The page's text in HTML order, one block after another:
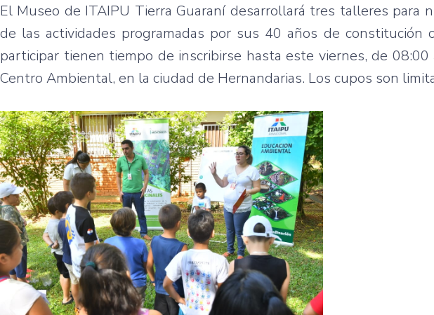
El Museo de ITAIPU Tierra Guaraní desarrollará tres talleres para
de las actividades programadas por sus 40 años de constitución
participar tienen tiempo de inscribirse hasta este viernes, de
Centro Ambiental, en la ciudad de Hernandarias. Los cupos son